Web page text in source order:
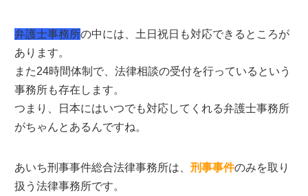
弁護士事務所の中には、土日祝日も対応できるところが
あります。
また24時間体制で、法律相談の受付を行っているという
事務所も存在します。
つまり、日本にはいつでも対応してくれる弁護士事務所
がちゃんとあるんですね。
あいち刑事事件総合法律事務所は、刑事事件のみを取り
扱う法律事務所です。